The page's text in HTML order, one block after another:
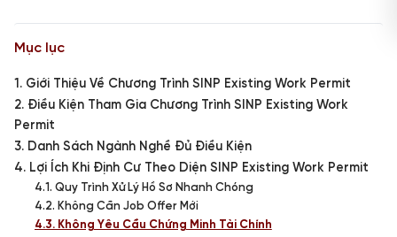
Mục lục
1. Giới Thiệu Về Chương Trình SINP Existing Work Permit
2. Điều Kiện Tham Gia Chương Trình SINP Existing Work
Permit
3. Danh Sách Ngành Nghề Đủ Điều Kiện
4. Lợi Ích Khi Định Cư Theo Diện SINP Existing Work Permit
4.1. Quy Trình Xử Lý Hồ Sơ Nhanh Chóng
4.2. Không Cần Job Offer Mới
4.3. Không Yêu Cầu Chứng Minh Tài Chính